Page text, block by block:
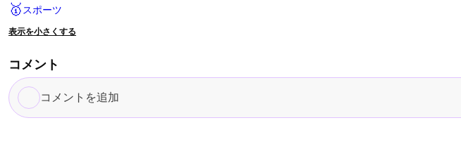
🥇スポーツ
表示を小さくする
コメント
コ
メ